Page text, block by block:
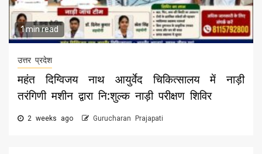
1 min read
उत्तर प्रदेश
महंत दिग्विजय नाथ आयुर्वेद चिकित्सालय में नाड़ी
तरंगिणी मशीन द्वारा नि:शुल्क नाड़ी परीक्षण शिविर
2 weeks ago Gurucharan Prajapati